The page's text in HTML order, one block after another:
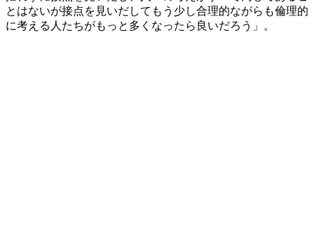
とはないが接点を見いだしてもう少し合理的ながらも倫理的
に考える人たちがもっと多くなったら良いだろう」。